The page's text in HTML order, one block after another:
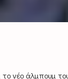
το νέο άλμπουμ